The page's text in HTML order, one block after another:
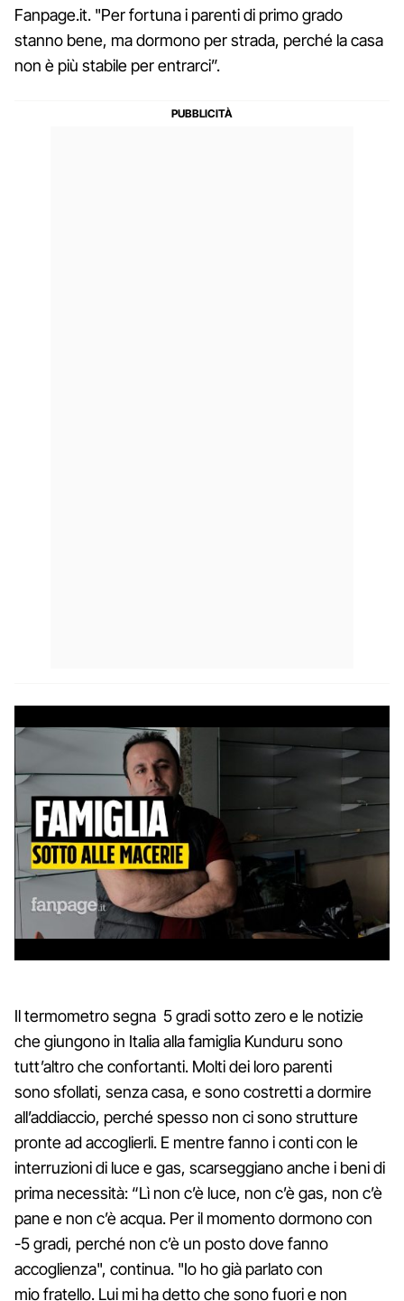
Fanpage.it. "Per fortuna i parenti di primo grado
stanno bene, ma dormono per strada, perché la casa
non è più stabile per entrarci”.
Il termometro segna 5 gradi sotto zero e le notizie
che giungono in Italia alla famiglia Kunduru sono
tutt’altro che confortanti. Molti dei loro parenti
sono sfollati, senza casa, e sono costretti a dormire
all’addiaccio, perché spesso non ci sono strutture
pronte ad accoglierli. E mentre fanno i conti con le
interruzioni di luce e gas, scarseggiano anche i beni di
prima necessità: “Lì non c’è luce, non c’è gas, non c’è
pane e non c’è acqua. Per il momento dormono con
-5 gradi, perché non c’è un posto dove fanno
accoglienza", continua. "Io ho già parlato con
mio fratello. Lui mi ha detto che sono fuori e non